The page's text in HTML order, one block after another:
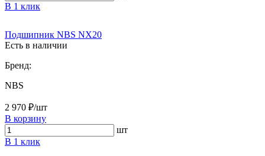
В 1 клик
Подшипник NBS NX20
Есть в наличии
Бренд:
NBS
2 970 ₽/шт
В корзину
шт
В 1 клик